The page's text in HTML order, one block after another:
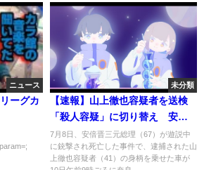
ニュース
ーグカ
未分類
【速報】山上徹也容疑者を送検
「殺人容疑」に切り替え 安倍
元総理が銃撃され死亡(2022年7
月10日)
7月8日、安倍晋三元総理（67）が遊説中
に銃撃され死亡した事件で、逮捕された山
上徹也容疑者（41）の身柄を乗せた車が